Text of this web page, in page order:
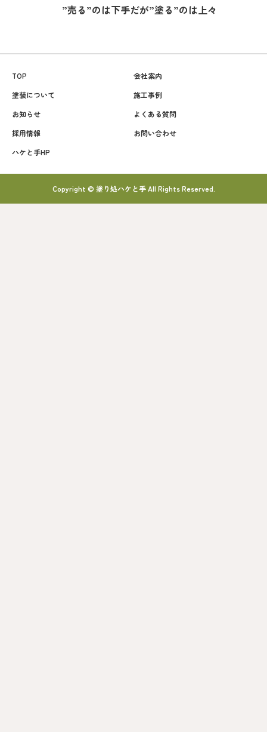
”売る”のは下手だが”塗る”のは上々
TOP
会社案内
塗装について
施工事例
お知らせ
よくある質問
採用情報
お問い合わせ
ハケと手HP
Copyright © 塗り処ハケと手 All Rights Reserved.